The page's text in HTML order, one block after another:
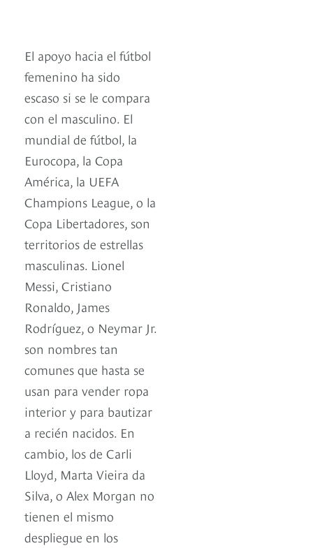
El apoyo hacia el fútbol
femenino ha sido
escaso si se le compara
con el masculino. El
mundial de fútbol, la
Eurocopa, la Copa
América, la UEFA
Champions League, o la
Copa Libertadores, son
territorios de estrellas
masculinas. Lionel
Messi, Cristiano
Ronaldo, James
Rodríguez, o Neymar Jr.
son nombres tan
comunes que hasta se
usan para vender ropa
interior y para bautizar
a recién nacidos. En
cambio, los de Carli
Lloyd, Marta Vieira da
Silva, o Alex Morgan no
tienen el mismo
despliegue en los